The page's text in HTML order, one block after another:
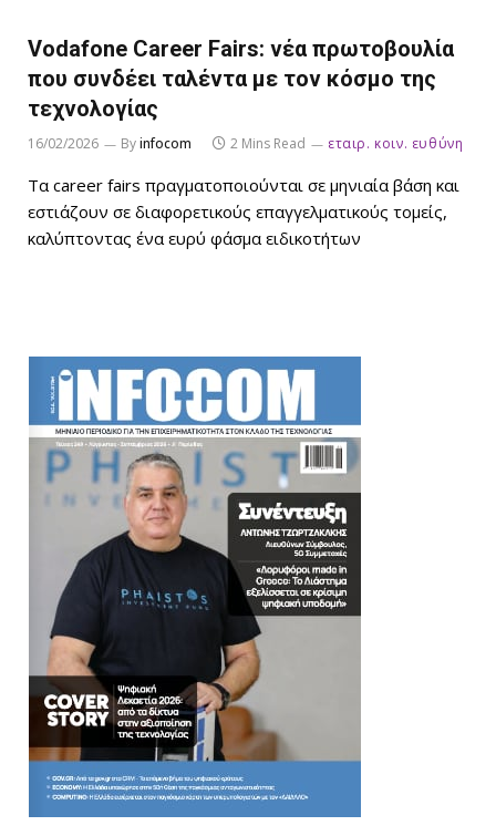
Vodafone Career Fairs: νέα πρωτοβουλία
που συνδέει ταλέντα με τον κόσμο της
τεχνολογίας
16/02/2026 Byinfocom 2 Mins Read εταιρ. κοιν. ευθύνη
Τα career fairs πραγματοποιούνται σε μηνιαία βάση και
εστιάζουν σε διαφορετικούς επαγγελματικούς τομείς,
καλύπτοντας ένα ευρύ φάσμα ειδικοτήτων